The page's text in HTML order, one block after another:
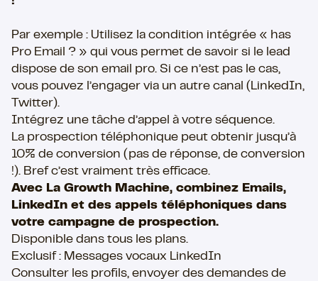
Par exemple : Utilisez la condition intégrée « has
Pro Email ? » qui vous permet de savoir si le lead
dispose de son email pro. Si ce n’est pas le cas,
vous pouvez l’engager via un autre canal (LinkedIn,
Twitter).
Intégrez une tâche d’appel à votre séquence.
La prospection téléphonique peut obtenir jusqu’à
10% de conversion (pas de réponse, de conversion
!). Bref c’est vraiment très efficace.
Avec La Growth Machine, combinez Emails,
LinkedIn et des appels téléphoniques dans
votre campagne de prospection.
Disponible dans tous les plans.
Exclusif : Messages vocaux LinkedIn
Consulter les profils, envoyer des demandes de